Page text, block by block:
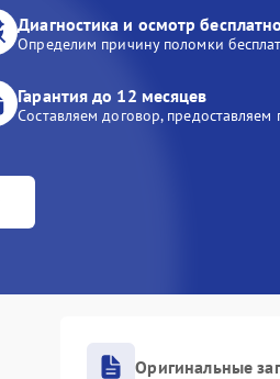
Диагностика и осмотр бесплатно
Определим причину поломки
Гарантия до 12 месяцев
Составляем договор, предоставляем
Оригинальные